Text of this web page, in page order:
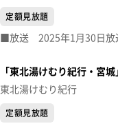
定額見放題
「東北湯けむり紀行・宮
東北湯けむり紀行
定額見放題